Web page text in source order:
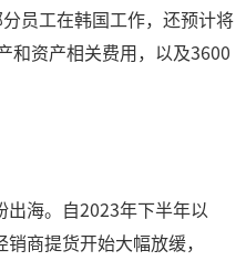
员工在韩国工作，还预计将
和资产相关费用，以及3600
海。自2023年下半年以
商提货开始大幅放缓，